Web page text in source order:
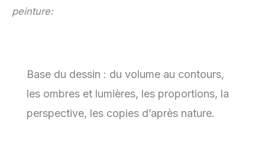
peinture:
Base du dessin : du volume au contours,
les ombres et lumières, les proportions, la
perspective, les copies d’après nature.